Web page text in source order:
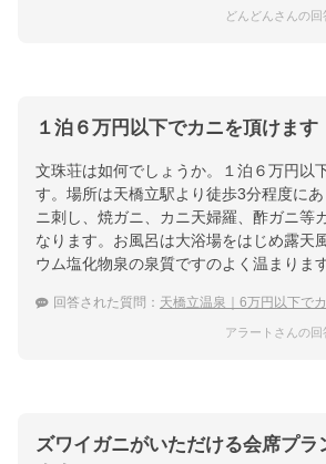
どんどんさんの回
１泊６万円以下でカニを頂けます
文珠荘は如何でしょうか。１泊６万円以
す。場所は天橋立駅より徒歩3分程度に
ニ刺し、焼ガニ、カニ天婦羅、酢ガニ等
なります。お風呂は大浴場をはじめ露天
ウム塩化物泉の泉質ですのよく温まります
回答された質問： 天橋立温泉｜6万円以下でカニを
アラートさんの回
ズワイガニがいただける会席プラ